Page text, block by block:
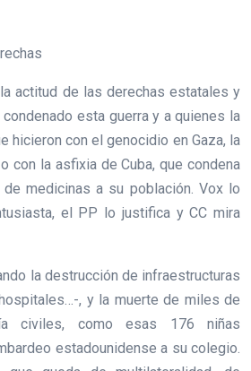
actitud de las derechas estatales y
condenado esta guerra y a quienes la
hicieron con el genocidio en Gaza, la
con la asfixia de Cuba, que condena
medicinas a su población. Vox lo
el PP lo justifica y CC mira
la destrucción de infraestructuras
, y la muerte de miles de
civiles, como esas 176 niñas
estadounidense a su colegio.